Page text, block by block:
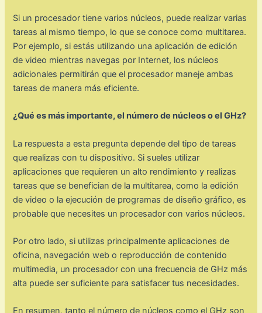
Si un procesador tiene varios núcleos, puede realizar varias
tareas al mismo tiempo, lo que se conoce como multitarea.
Por ejemplo, si estás utilizando una aplicación de edición
de video mientras navegas por Internet, los núcleos
adicionales permitirán que el procesador maneje ambas
tareas de manera más eficiente.
¿Qué es más importante, el número de núcleos o el GHz?
La respuesta a esta pregunta depende del tipo de tareas
que realizas con tu dispositivo. Si sueles utilizar
aplicaciones que requieren un alto rendimiento y realizas
tareas que se benefician de la multitarea, como la edición
de video o la ejecución de programas de diseño gráfico, es
probable que necesites un procesador con varios núcleos.
Por otro lado, si utilizas principalmente aplicaciones de
oficina, navegación web o reproducción de contenido
multimedia, un procesador con una frecuencia de GHz más
alta puede ser suficiente para satisfacer tus necesidades.
En resumen, tanto el número de núcleos como el GHz son